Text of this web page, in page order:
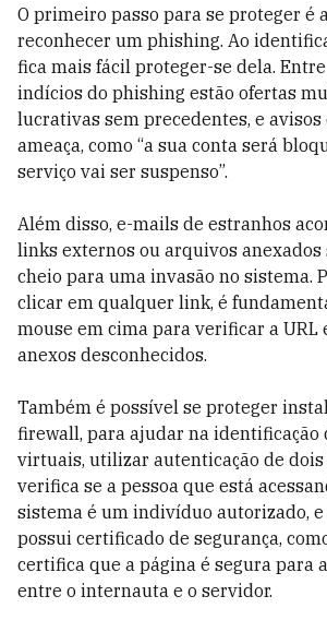
O primeiro passo para se proteger é
reconhecer um phishing. Ao
fica mais fácil proteger-se dela.
indícios do phishing estão ofertas
lucrativas sem precedentes, e avisos
ameaça, como “a sua conta será
serviço vai ser suspenso”.
Além disso, e-mails de estranhos
links externos ou arquivos anexados
cheio para uma invasão no sistema.
clicar em qualquer link, é
mouse em cima para verificar a URL
anexos desconhecidos.
Também é possível se proteger
firewall, para ajudar na identificação
virtuais, utilizar autenticação de dois
verifica se a pessoa que está
sistema é um indivíduo autorizado,
possui certificado de segurança,
certifica que a página é segura para
entre o internauta e o servidor.